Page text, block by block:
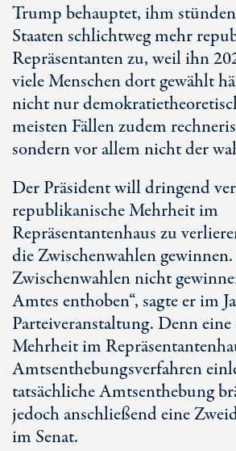
Trump behauptet, ihm
Staaten schlichtweg mehr
Repräsentanten zu, weil ihn
viele Menschen dort gewählt
nicht nur
meisten Fällen zudem
sondern vor allem nicht der
Der Präsident will dringend
republikanische Mehrheit im
Repräsentantenhaus zu
die Zwischenwahlen
Zwischenwahlen nicht
Amtes enthoben“, sagte er im
Parteiveranstaltung. Denn
Mehrheit im
Amtsenthebungsverfahren
tatsächliche Amtsenthebung
jedoch anschließend eine
im Senat.